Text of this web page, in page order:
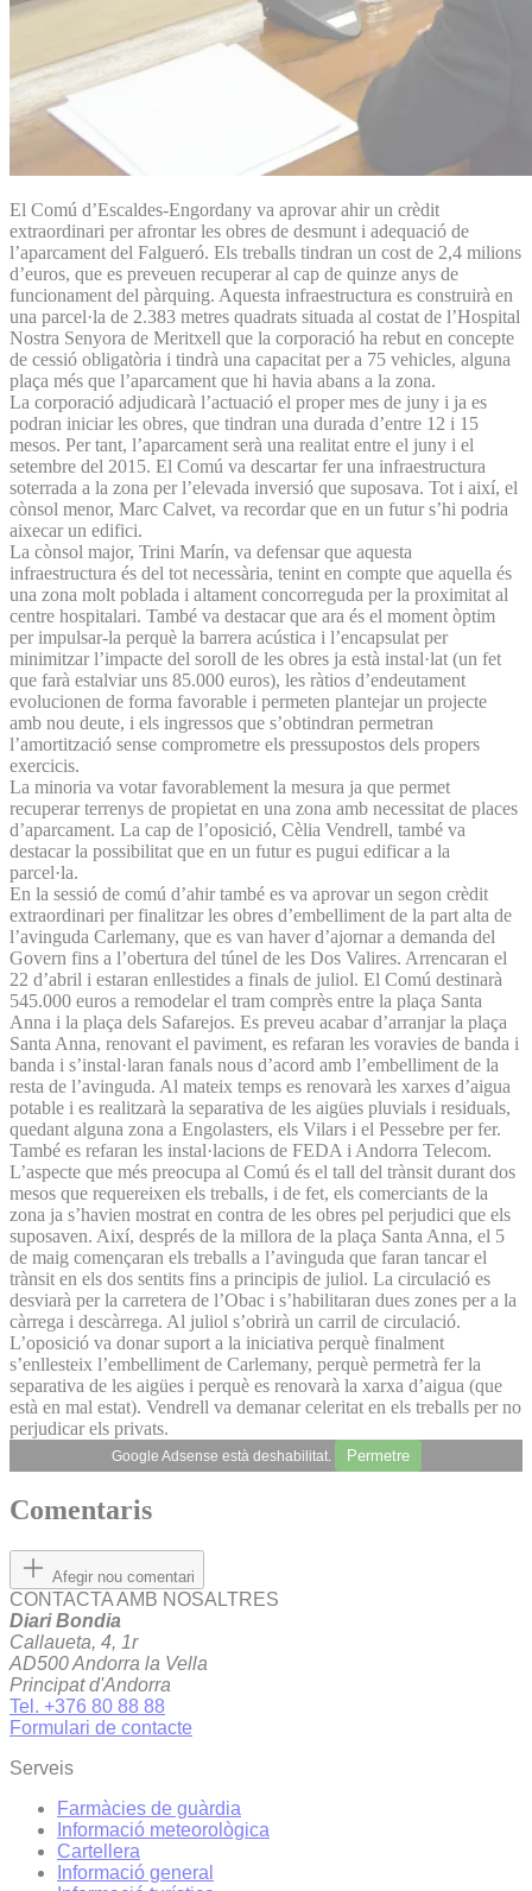
El Comú d’Escaldes-Engordany va aprovar ahir un crèdit
extraordinari per afrontar les obres de desmunt i adequació de
l’aparcament del Falgueró. Els treballs tindran un cost de 2,4 milions
d’euros, que es preveuen recuperar al cap de quinze anys de
funcionament del pàrquing. Aquesta infraestructura es construirà en
una parcel·la de 2.383 metres quadrats situada al costat de l’Hospital
Nostra Senyora de Meritxell que la corporació ha rebut en concepte
de cessió obligatòria i tindrà una capacitat per a 75 vehicles, alguna
plaça més que l’aparcament que hi havia abans a la zona.
La corporació adjudicarà l’actuació el proper mes de juny i ja es
podran iniciar les obres, que tindran una durada d’entre 12 i 15
mesos. Per tant, l’aparcament serà una realitat entre el juny i el
setembre del 2015. El Comú va descartar fer una infraestructura
soterrada a la zona per l’elevada inversió que suposava. Tot i així, el
cònsol menor, Marc Calvet, va recordar que en un futur s’hi podria
aixecar un edifici.
La cònsol major, Trini Marín, va defensar que aquesta
infraestructura és del tot necessària, tenint en compte que aquella és
una zona molt poblada i altament concorreguda per la proximitat al
centre hospitalari. També va destacar que ara és el moment òptim
per impulsar-la perquè la barrera acústica i l’encapsulat per
minimitzar l’impacte del soroll de les obres ja està instal·lat (un fet
que farà estalviar uns 85.000 euros), les ràtios d’endeutament
evolucionen de forma favorable i permeten plantejar un projecte
amb nou deute, i els ingressos que s’obtindran permetran
l’amortització sense comprometre els pressupostos dels propers
exercicis.
La minoria va votar favorablement la mesura ja que permet
recuperar terrenys de propietat en una zona amb necessitat de places
d’aparcament. La cap de l’oposició, Cèlia Vendrell, també va
destacar la possibilitat que en un futur es pugui edificar a la
parcel·la.
En la sessió de comú d’ahir també es va aprovar un segon crèdit
extraordinari per finalitzar les obres d’embelliment de la part alta de
l’avinguda Carlemany, que es van haver d’ajornar a demanda del
Govern fins a l’obertura del túnel de les Dos Valires. Arrencaran el
22 d’abril i estaran enllestides a finals de juliol. El Comú destinarà
545.000 euros a remodelar el tram comprès entre la plaça Santa
Anna i la plaça dels Safarejos. Es preveu acabar d’arranjar la plaça
Santa Anna, renovant el paviment, es refaran les voravies de banda i
banda i s’instal·laran fanals nous d’acord amb l’embelliment de la
resta de l’avinguda. Al mateix temps es renovarà les xarxes d’aigua
potable i es realitzarà la separativa de les aigües pluvials i residuals,
quedant alguna zona a Engolasters, els Vilars i el Pessebre per fer.
També es refaran les instal·lacions de FEDA i Andorra Telecom.
L’aspecte que més preocupa al Comú és el tall del trànsit durant dos
mesos que requereixen els treballs, i de fet, els comerciants de la
zona ja s’havien mostrat en contra de les obres pel perjudici que els
suposaven. Així, després de la millora de la plaça Santa Anna, el 5
de maig començaran els treballs a l’avinguda que faran tancar el
trànsit en els dos sentits fins a principis de juliol. La circulació es
desviarà per la carretera de l’Obac i s’habilitaran dues zones per a la
càrrega i descàrrega. Al juliol s’obrirà un carril de circulació.
L’oposició va donar suport a la iniciativa perquè finalment
s’enllesteix l’embelliment de Carlemany, perquè permetrà fer la
separativa de les aigües i perquè es renovarà la xarxa d’aigua (que
està en mal estat). Vendrell va demanar celeritat en els treballs per no
perjudicar els privats.
Google Adsense està deshabilitat. Permetre
Comentaris
Afegir nou comentari
CONTACTA AMB NOSALTRES
Diari Bondia
Callaueta, 4, 1r
AD500 Andorra la Vella
Principat d'Andorra
Tel. +376 80 88 88
Formulari de contacte
Serveis
Farmàcies de guàrdia
Informació meteorològica
Cartellera
Informació general